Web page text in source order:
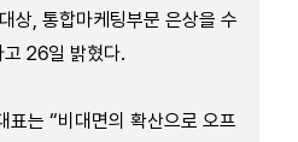
상, 통합마케팅부문 은상을 수
26일 밝혔다.
표는 “비대면의 확산으로 오프